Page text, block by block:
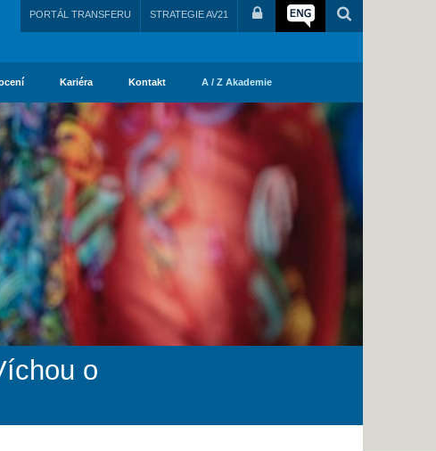
PORTÁL TRANSFERU STRATEGIE AV21
Kariéra Kontakt A / Z Akademie
o